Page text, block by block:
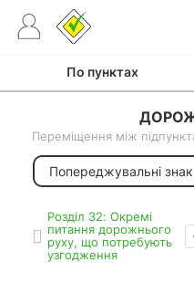
По пунктах
Переміщення між
Попереджувальні
Роздiл 32: Окремі
питання дорожнього
руху, що потребують
узгодження